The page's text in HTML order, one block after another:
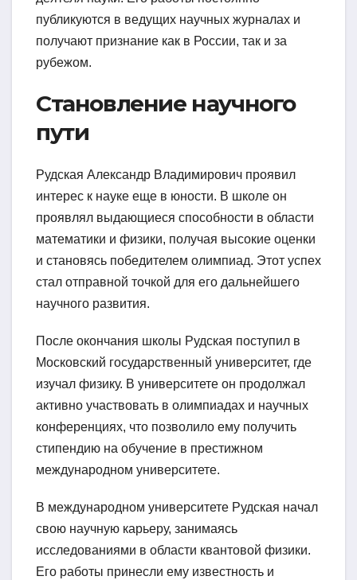
публикуются в ведущих научных журналах и
получают признание как в России, так и за
рубежом.
Становление научного
пути
Рудская Александр Владимирович проявил
интерес к науке еще в юности. В школе он
проявлял выдающиеся способности в области
математики и физики, получая высокие оценки
и становясь победителем олимпиад. Этот успех
стал отправной точкой для его дальнейшего
научного развития.
После окончания школы Рудская поступил в
Московский государственный университет, где
изучал физику. В университете он продолжал
активно участвовать в олимпиадах и научных
конференциях, что позволило ему получить
стипендию на обучение в престижном
международном университете.
В международном университете Рудская начал
свою научную карьеру, занимаясь
исследованиями в области квантовой физики.
Его работы принесли ему известность и